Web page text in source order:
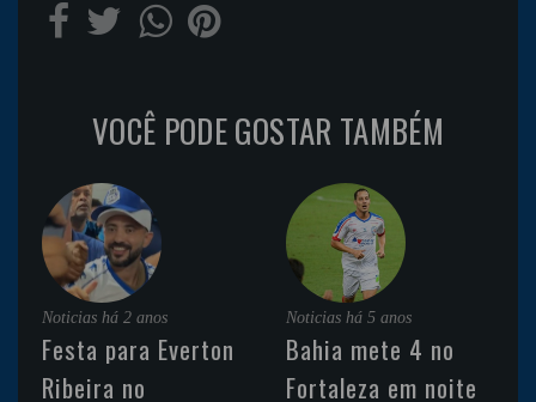
VOCÊ PODE GOSTAR TAMBÉM
Noticias há 2 anos
Festa para Everton
Ribeira no
Noticias há 5 anos
Bahia mete 4 no
Fortaleza em noite